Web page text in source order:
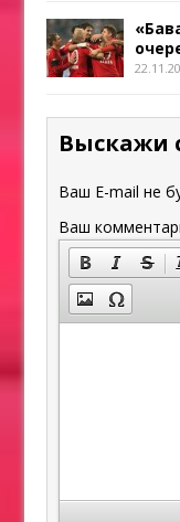
Выскажи
Ваш E-mail не
Ваш